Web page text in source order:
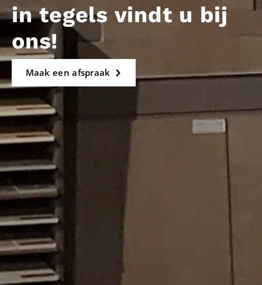
in tegels vindt u bij
ons!
Maak een afspraak